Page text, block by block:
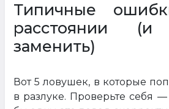
Типичные
расстоянии
заменить)
Вот 5 ловушек, в которые
в разлуке. Проверьте себя —